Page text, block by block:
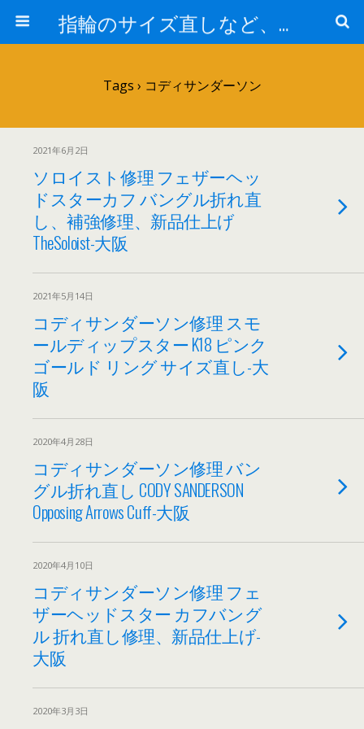
指輪のサイズ直しなど、アクセサリーの修理実例集
Tags › コディサンダーソン
2021年6月2日
ソロイスト修理 フェザーヘッ
ドスターカフ バングル折れ直
し、補強修理、新品仕上げ
TheSoloist-大阪
2021年5月14日
コディサンダーソン修理 スモ
ールディップスター K18 ピンク
ゴールド リング サイズ直し-大
阪
2020年4月28日
コディサンダーソン修理 バン
グル折れ直し CODY SANDERSON
Opposing Arrows Cuff-大阪
2020年4月10日
コディサンダーソン修理 フェ
ザーヘッドスター カフバング
ル 折れ直し修理、新品仕上げ-
大阪
2020年3月3日